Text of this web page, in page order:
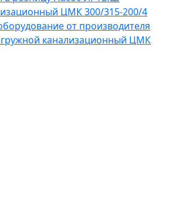
канализационный ЦМК